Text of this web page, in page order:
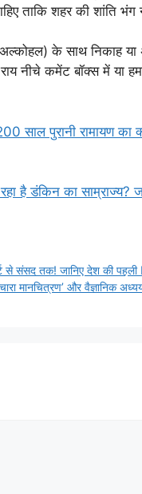
ताकि शहर की शांति भंग
के साथ निकाह या
नीचे कमेंट बॉक्स में या
पुरानी रामायण का
है डंकिन का साम्राज्य?
तक! जानिए देश की पहली
मानचित्रण’ और वैज्ञानिक